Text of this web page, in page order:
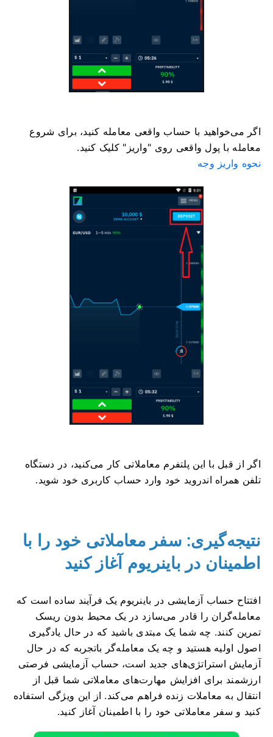
اگر می‌خواهید با حساب واقعی معامله کنید، برای شروع
معامله با پول واقعی روی "واریز" کلیک کنید.
نحوه واریز وجه
اگر از قبل با این پلتفرم معاملاتی کار می‌کنید، در دستگاه
تلفن همراه اندروید خود وارد حساب کاربری خود شوید.
نتیجه‌گیری: سفر معاملاتی خود را با
اطمینان در باینریوم آغاز کنید
افتتاح حساب آزمایشی در باینریوم یک فرآیند ساده است که
معامله‌گران را قادر می‌سازد در یک محیط بدون ریسک
تمرین کنند. چه شما یک مبتدی باشید که در حال یادگیری
اصول اولیه هستید و چه یک معامله‌گر باتجربه که در حال
آزمایش استراتژی‌های جدید است، حساب آزمایشی فرصتی
ارزشمند برای افزایش مهارت‌های معاملاتی شما قبل از
انتقال به معاملات زنده فراهم می‌کند. از این ویژگی استفاده
کنید و سفر معاملاتی خود را با اطمینان آغاز کنید.